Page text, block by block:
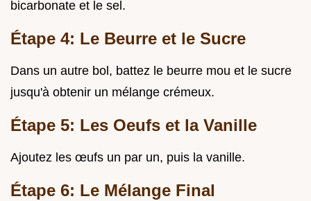
bicarbonate et le sel.
Étape 4: Le Beurre et le Sucre
Dans un autre bol, battez le beurre mou et le sucre
jusqu'à obtenir un mélange crémeux.
Étape 5: Les Oeufs et la Vanille
Ajoutez les œufs un par un, puis la vanille.
Étape 6: Le Mélange Final